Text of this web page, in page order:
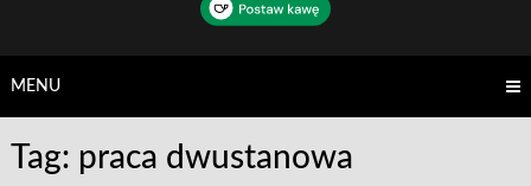
MENU
Tag: praca dwustanowa